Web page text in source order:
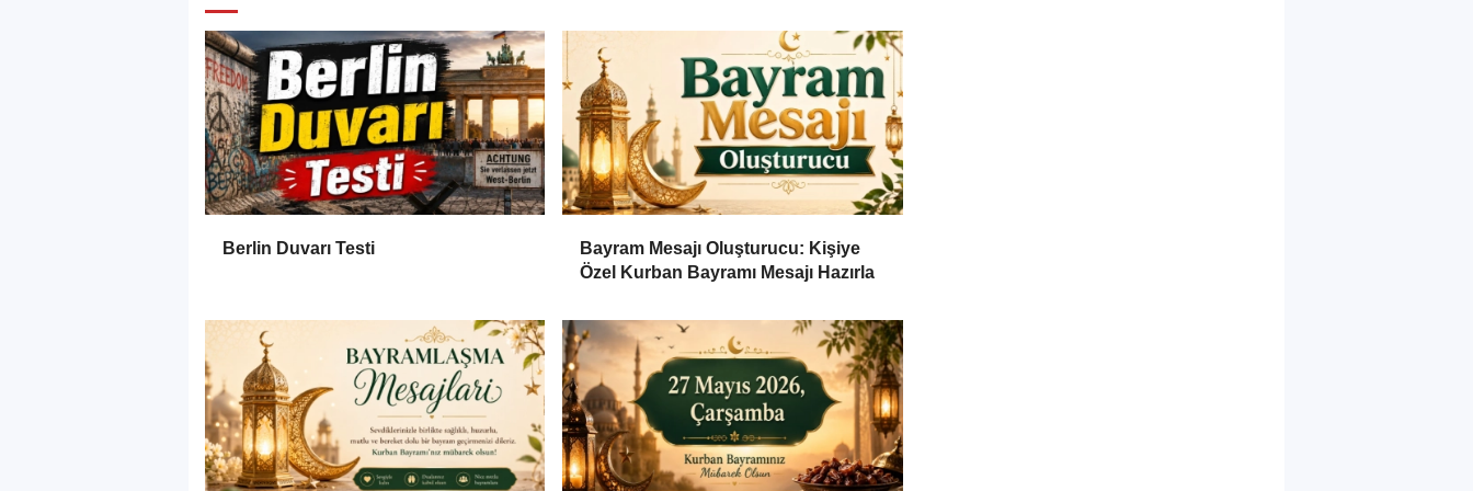
Berlin Duvarı Testi
Bayram Mesajı Oluşturucu: Kişiye
Özel Kurban Bayramı Mesajı Hazırla